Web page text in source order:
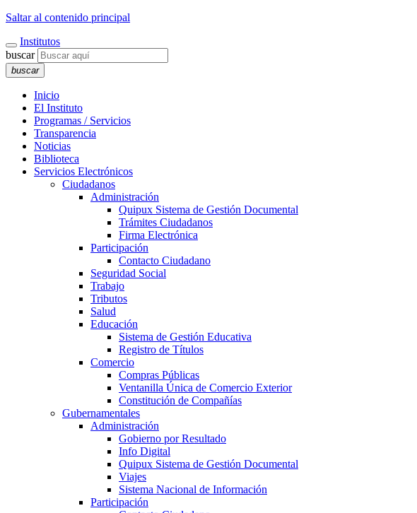
Saltar al contenido principal
Institutos
buscar
buscar
Inicio
El Instituto
Programas / Servicios
Transparencia
Noticias
Biblioteca
Servicios Electrónicos
Ciudadanos
Administración
Quipux Sistema de Gestión Documental
Trámites Ciudadanos
Firma Electrónica
Participación
Contacto Ciudadano
Seguridad Social
Trabajo
Tributos
Salud
Educación
Sistema de Gestión Educativa
Registro de Títulos
Comercio
Compras Públicas
Ventanilla Única de Comercio Exterior
Constitución de Compañías
Gubernamentales
Administración
Gobierno por Resultado
Info Digital
Quipux Sistema de Gestión Documental
Viajes
Sistema Nacional de Información
Participación